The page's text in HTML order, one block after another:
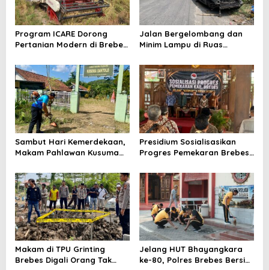
Program ICARE Dorong
Pertanian Modern di Brebes,
Tembus 10,2 Ton per Hektare
Jalan Bergelombang dan
Minim Lampu di Ruas
Telan Korban, Innova
Hantam Pohon di
Bantarkawung
Sambut Hari Kemerdekaan,
Makam Pahlawan Kusuma
Dibersihkan
Presidium Sosialisasikan
Progres Pemekaran Brebes
Pansus DPRD Jateng Jadi
Tahap Berikutnya
Makam di TPU Grinting
Brebes Digali Orang Tak
Jelang HUT Bhayangkara
ke-80, Polres Brebes Bersih-